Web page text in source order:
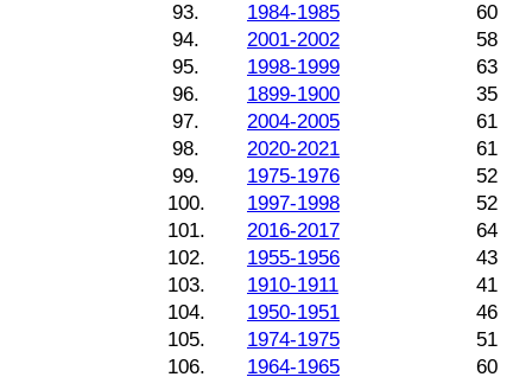
93.
1984-1985
60
94.
2001-2002
58
95.
1998-1999
63
96.
1899-1900
35
97.
2004-2005
61
98.
2020-2021
61
99.
1975-1976
52
100.
1997-1998
52
101.
2016-2017
64
102.
1955-1956
43
103.
1910-1911
41
104.
1950-1951
46
105.
1974-1975
51
106.
1964-1965 60